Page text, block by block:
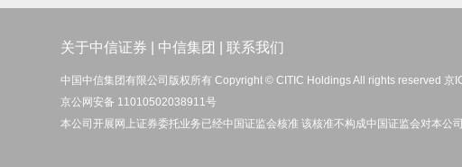
关于中信证券 中信集团 |联系我们
中国中信集团有限公司版权所有 Copyright © CITIC Holdings All rights reserved 京
京公网安备 11010502038911号
本公司开展网上证券委托业务已经中国证监会核准 该核准不构成中国证监会对本公